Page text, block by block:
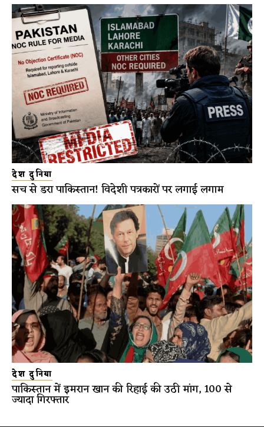
देश दुनिया
सच से डरा पाकिस्तान! विदेशी पत्रकारों पर लगाई लगाम
देश दुनिया
पाकिस्तान में इमरान खान की रिहाई की उठी मांग, 100 से
ज्यादा गिरफ्तार